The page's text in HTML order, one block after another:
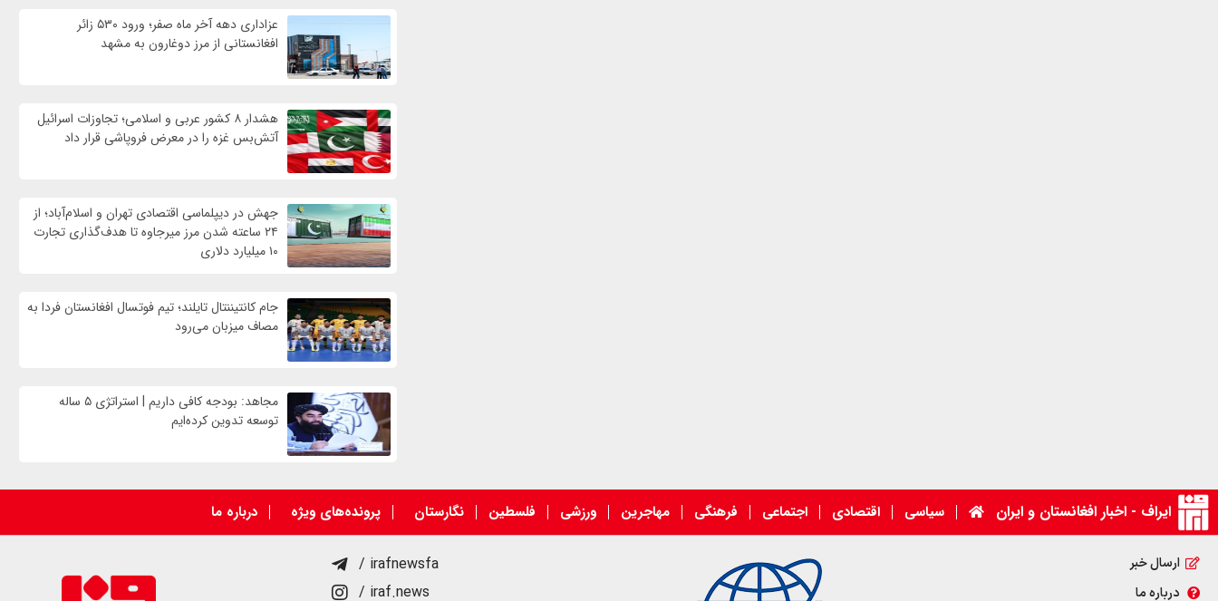
عزاداری دهه آخر ماه صفر؛ ورود ۵۳۰ زائر
افغانستانی از مرز دوغارون به مشهد
هشدار ۸ کشور عربی و اسلامی؛ تجاوزات اسرائیل
آتش‌بس غزه را در معرض فروپاشی قرار داد
جهش در دیپلماسی اقتصادی تهران و اسلام‌آباد؛ از
۲۴ ساعته شدن مرز میرجاوه تا هدف‌گذاری تجارت
۱۰ میلیارد دلاری
جام کانتیننتال تایلند؛ تیم فوتسال افغانستان فردا به
مصاف میزبان می‌رود
مجاهد: بودجه کافی داریم | استراتژی ۵ ساله
توسعه تدوین کرده‌ایم
ایراف - اخبار افغانستان و ایران سیاسی اقتصادی اجتماعی فرهنگی مهاجرین ورزشی فلسطین نگارستان پرونده‌های ویژه درباره ما
ارسال خبر
درباره ما
/ irafnewsfa
/ iraf.news